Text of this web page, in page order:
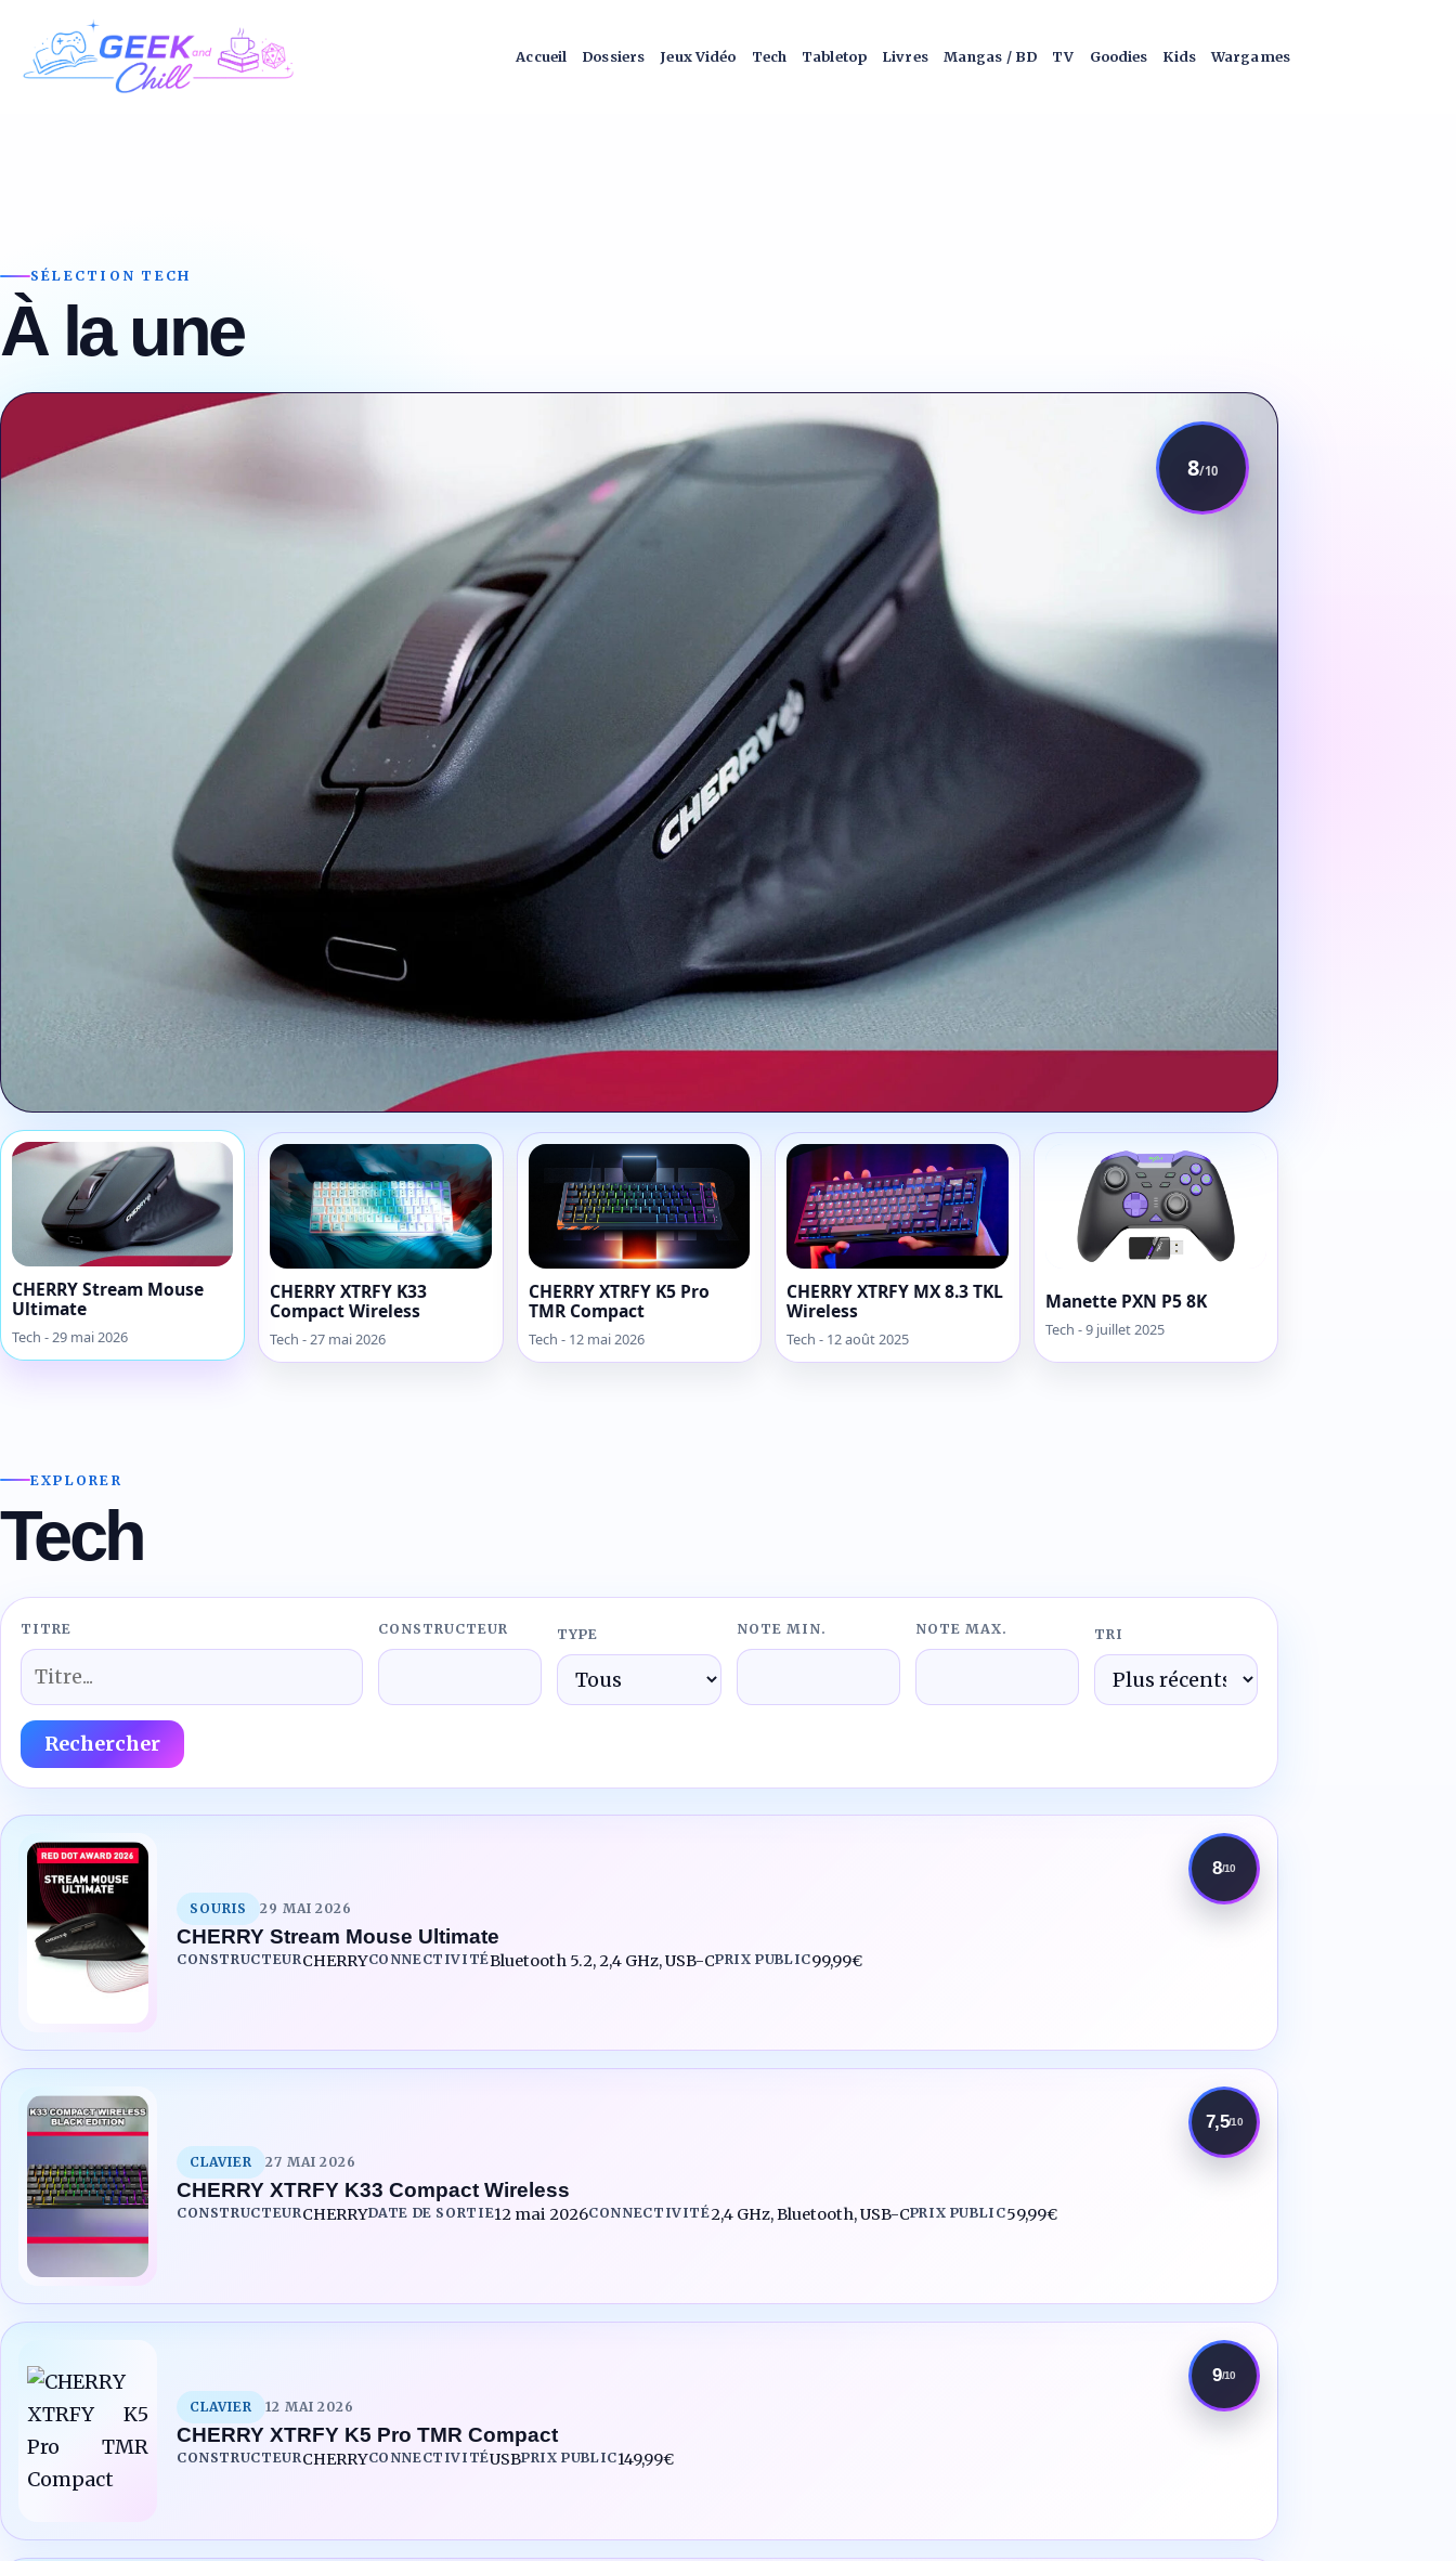
Aller au contenu
Accueil Dossiers Jeux Vidéo Tech Tabletop Livres Mangas / BD TV Goodies Kids Wargames
SÉLECTION TECH
À la une
8/10
CHERRY Stream Mouse
Ultimate
CHERRY Stream Mouse
Ultimate
Tech - 29 mai 2026
CHERRY XTRFY K33
Compact Wireless
Tech - 27 mai 2026
CHERRY XTRFY K5 Pro
TMR Compact
Tech - 12 mai 2026
CHERRY XTRFY MX 8.3 TKL
Wireless
Tech - 12 août 2025
Manette PXN P5 8K
Tech - 9 juillet 2025
EXPLORER
Tech
TITRE CONSTRUCTEUR TYPE NOTE MIN. NOTE MAX. TRI
Rechercher
8/10
SOURIS 29 MAI 2026
CHERRY Stream Mouse Ultimate
CONSTRUCTEURCHERRYCONNECTIVITÉBluetooth 5.2, 2,4 GHz, USB-CPRIX PUBLIC99,99€
7,5/10
CLAVIER 27 MAI 2026
CHERRY XTRFY K33 Compact Wireless
CONSTRUCTEURCHERRYDATE DE SORTIE12 mai 2026CONNECTIVITÉ2,4 GHz, Bluetooth, USB-CPRIX PUBLIC59,99€
9/10
CLAVIER 12 MAI 2026
CHERRY XTRFY K5 Pro TMR Compact
CONSTRUCTEURCHERRYCONNECTIVITÉUSBPRIX PUBLIC149,99€